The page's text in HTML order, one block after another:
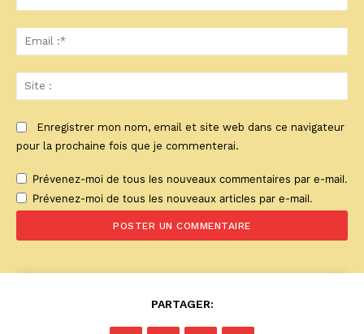
:*
:*
:
Enregistrer mon nom, email et site web dans ce navigateur
pour la prochaine fois que je commenterai.
Prévenez-moi de tous les nouveaux commentaires par e-mail.
Prévenez-moi de tous les nouveaux articles par e-mail.
PARTAGER: